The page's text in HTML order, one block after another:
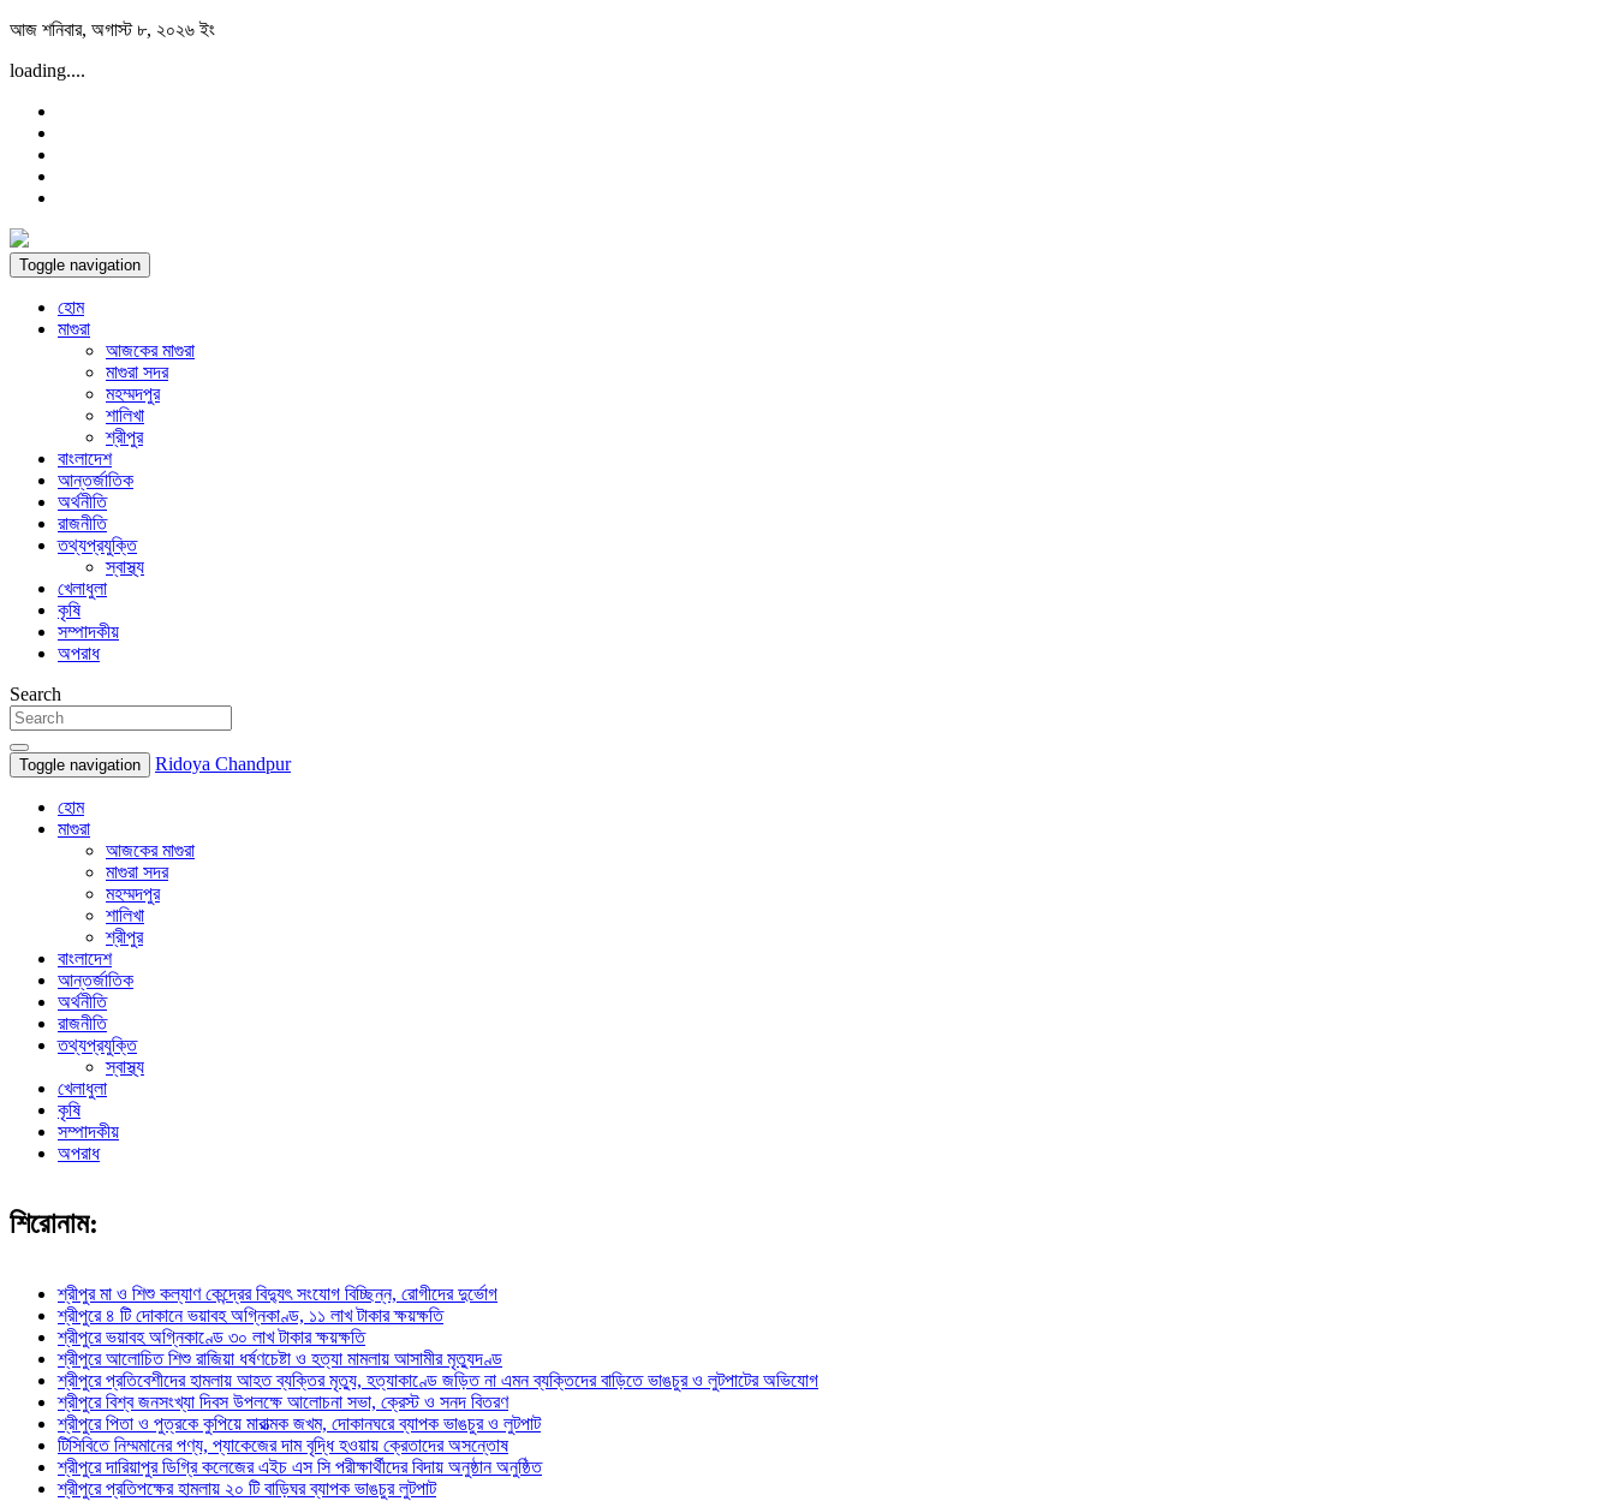
Skip
content
আজ শনিবার, অগাস্ট ৮, ২০২৬ ইং
loading....
Toggle navigation
হোম
মাগুরা
আজকের মাগুরা
মাগুরা সদর
মহম্মদপুর
শালিখা
শ্রীপুর
বাংলাদেশ
আন্তর্জাতিক
অর্থনীতি
রাজনীতি
তথ্যপ্রযুক্তি
স্বাস্থ্য
খেলাধুলা
কৃষি
সম্পাদকীয়
অপরাধ
Search
Toggle navigation Ridoya Chandpur
হোম
মাগুরা
আজকের মাগুরা
মাগুরা সদর
মহম্মদপুর
শালিখা
শ্রীপুর
বাংলাদেশ
আন্তর্জাতিক
অর্থনীতি
রাজনীতি
তথ্যপ্রযুক্তি
স্বাস্থ্য
খেলাধুলা
কৃষি
সম্পাদকীয়
অপরাধ
শিরোনাম:
শ্রীপুর মা ও শিশু কল্যাণ কেন্দ্রের বিদ্যুৎ সংযোগ বিচ্ছিন্ন, রোগীদের দুর্ভোগ
শ্রীপুরে ৪ টি দোকানে ভয়াবহ অগ্নিকাণ্ড, ১১ লাখ টাকার ক্ষয়ক্ষতি
শ্রীপুরে ভয়াবহ অগ্নিকাণ্ডে ৩০ লাখ টাকার ক্ষয়ক্ষতি
শ্রীপুরে আলোচিত শিশু রাজিয়া ধর্ষণচেষ্টা ও হত্যা মামলায় আসামীর মৃত্যুদণ্ড
শ্রীপুরে প্রতিবেশীদের হামলায় আহত ব্যক্তির মৃত্যু, হত্যাকাণ্ডে জড়িত না এমন ব্যক্তিদের বাড়িতে ভাঙচুর ও লুটপাটের অভিযোগ
শ্রীপুরে বিশ্ব জনসংখ্যা দিবস উপলক্ষে আলোচনা সভা, ক্রেস্ট ও সনদ বিতরণ
শ্রীপুরে পিতা ও পুত্রকে কুপিয়ে মারাত্মক জখম, দোকানঘরে ব্যাপক ভাঙচুর ও লুটপাট
টিসিবিতে নিম্মমানের পণ্য, প্যাকেজের দাম বৃদ্ধি হওয়ায় ক্রেতাদের অসন্তোষ
শ্রীপুরে দারিয়াপুর ডিগ্রি কলেজের এইচ এস সি পরীক্ষার্থীদের বিদায় অনুষ্ঠান অনুষ্ঠিত
শ্রীপুরে প্রতিপক্ষের হামলায় ২০ টি বাড়িঘর ব্যাপক ভাঙচুর লুটপাট